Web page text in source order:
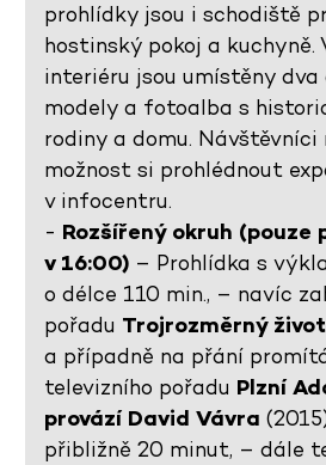
prohlídky jsou i schodiště
hostinský pokoj a kuchyně.
interiéru jsou umístěny
modely a fotoalba s
rodiny a domu. Návštěvníci
možnost si prohlédnout
v infocentru.
- Rozšířený okruh (pouze
v 16:00) – Prohlídka s
o délce 110 min., – navíc
pořadu Trojrozměrný
a případně na přání
televizního pořadu Plzní
provází David Vávra
přibližně 20 minut, – dále